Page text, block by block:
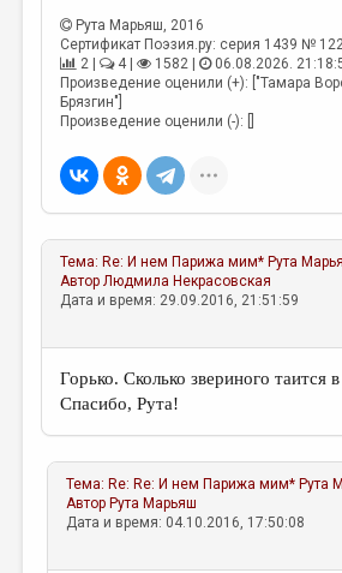
ЭССЕИСТИКА
ЛИТЕРАТУРОВЕДЕНИЕ
КУЛЬТУРОВЕДЕНИЕ
ПУБЛИЦИСТИКА
РЕЦЕНЗИРОВАНИЕ
ЦИКЛЫ ПУБЛИКАЦИЙ
ТРЕДИАКОВСКИЙ
ВКОНТАКТЕ
Рута Марьяш, 2016
Сертификат Поэзия.ру: серия 1439 №
2 |
4 | 1582 |
06.08.2026.
Произведение оценили (+): ["Тамара
Брязгин"]
Произведение оценили (-): []
Тема: Re: И нем Парижа мим* Рута
АвторЛюдмила Некрасовская
Дата и время: 29.09.2016, 21:51:59
Горько. Сколько звериного таится
Спасибо, Рута!
Тема: Re: Re: И нем Парижа мим* Рута
Автор Рута Марьяш
Дата и время: 04.10.2016, 17:50:08